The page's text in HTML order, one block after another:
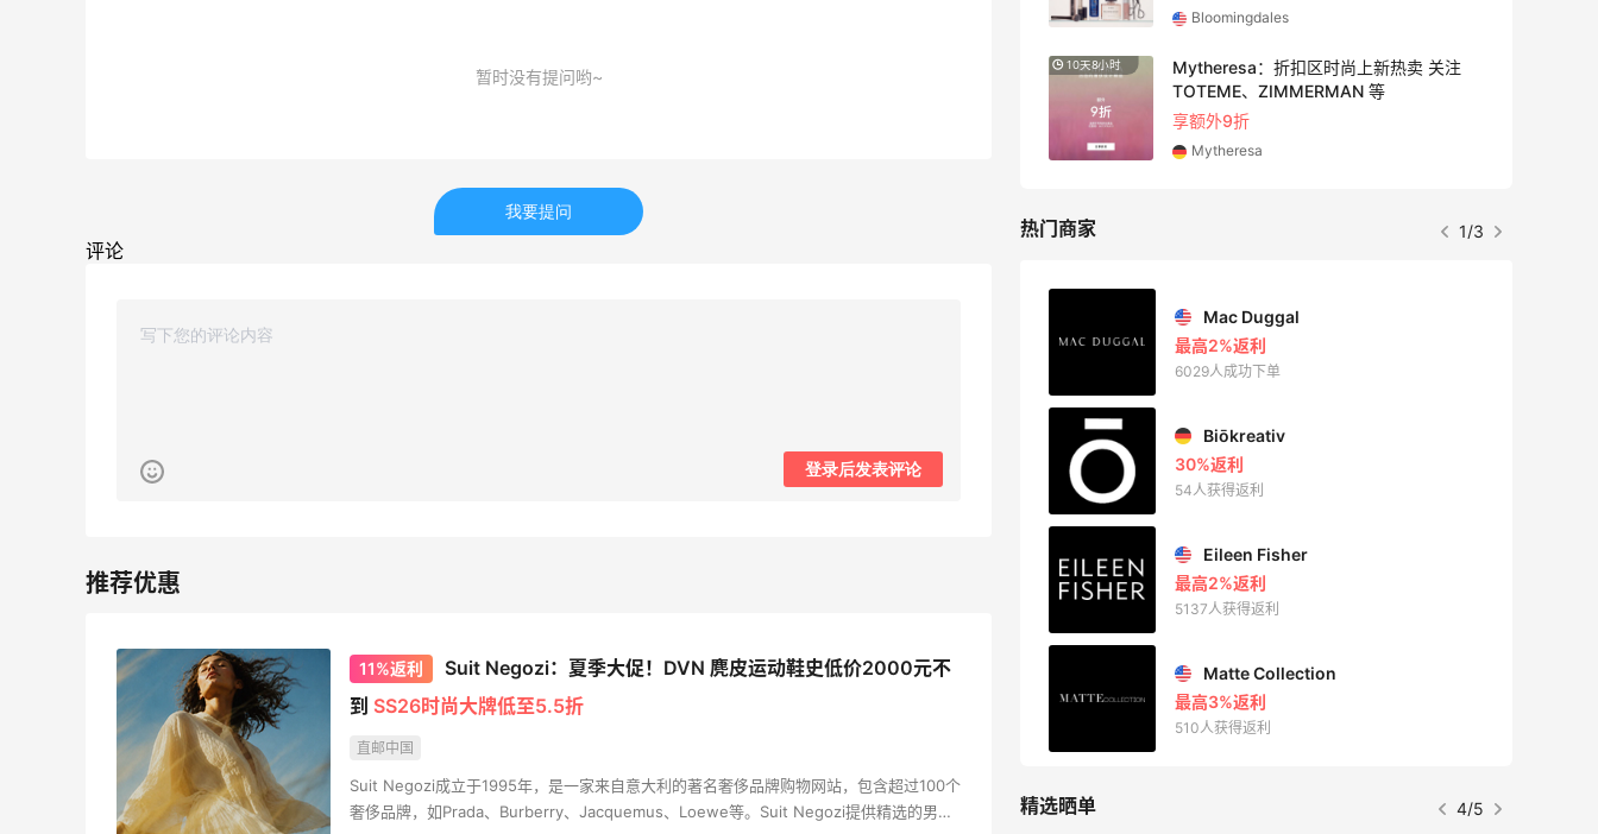
暂时没有提问哟~
我要提问
评论
登录后发表评论
11%返利
Suit Negozi：夏季大促！DVN 麂皮运动鞋史低价2000元不
到 SS26时尚大牌低至5.5折
直邮中国
Suit Negozi成立于1995年，是一家来自意大利的著名奢侈品牌购物网站，包含超过100个
奢侈品牌，如Prada、Burberry、Jacquemus、Loewe等‌。Suit Negozi提供精选的男女
Bloomingdales：时尚热卖！入手珑骧、
Bloomingdales
10天8小时
Mytheresa：折扣区时尚上新热卖 关注
TOTEME、ZIMMERMAN 等
享额外9折
Mytheresa
热门商家 1/3
4%返利
RFM Denim
6%返利
86人获得返利
Mac Duggal
最高2%返利
6029人成功下单
Biōkreativ
30%返利
54人获得返利
Eileen Fisher
最高2%返利
5137人获得返利
Matte Collection
最高3%返利
510人获得返利
精选晒单 4/5